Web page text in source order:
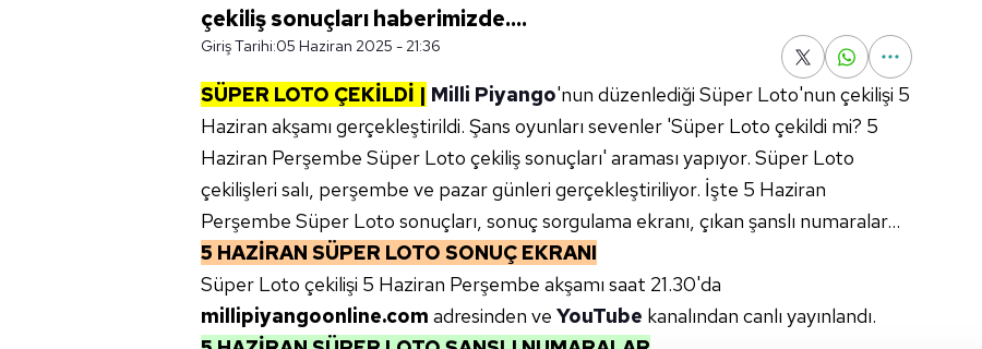
çekiliş sonuçları haberimizde....
Giriş Tarihi:05 Haziran 2025 - 21:36
SÜPER LOTO ÇEKİLDİ | Milli Piyango'nun düzenlediği Süper Loto'nun çekilişi 5
Haziran akşamı gerçekleştirildi. Şans oyunları sevenler 'Süper Loto çekildi mi? 5
Haziran Perşembe Süper Loto çekiliş sonuçları' araması yapıyor. Süper Loto
çekilişleri salı, perşembe ve pazar günleri gerçekleştiriliyor. İşte 5 Haziran
Perşembe Süper Loto sonuçları, sonuç sorgulama ekranı, çıkan şanslı numaralar...
5 HAZİRAN SÜPER LOTO SONUÇ EKRANI
Süper Loto çekilişi 5 Haziran Perşembe akşamı saat 21.30'da
millipiyangoonline.com adresinden ve YouTube kanalından canlı yayınlandı.